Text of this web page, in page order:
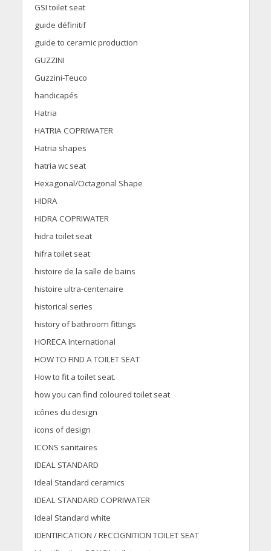
GSI toilet seat
guide définitif
guide to ceramic production
GUZZINI
Guzzini-Teuco
handicapés
Hatria
HATRIA COPRIWATER
Hatria shapes
hatria wc seat
Hexagonal/Octagonal Shape
HIDRA
HIDRA COPRIWATER
hidra toilet seat
hifra toilet seat
histoire de la salle de bains
histoire ultra-centenaire
historical series
history of bathroom fittings
HORECA International
HOW TO FIND A TOILET SEAT
How to fit a toilet seat.
how you can find coloured toilet seat
icônes du design
icons of design
ICONS sanitaires
IDEAL STANDARD
Ideal Standard ceramics
IDEAL STANDARD COPRIWATER
Ideal Standard white
IDENTIFICATION / RECOGNITION TOILET SEAT